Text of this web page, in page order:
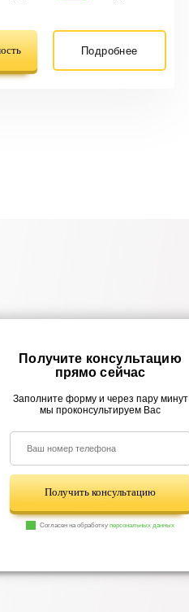
Подробнее
Получите консультацию
прямо сейчас
Заполните форму и через пару минут
мы проконсультируем Вас
Получить консультацию
Согласен на обработкуперсональных данных